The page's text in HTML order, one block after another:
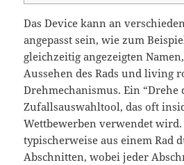
Das Device kann an
angepasst sein, wie zum
gleichzeitig angezeigten
Aussehen des Rads und living
Drehmechanismus. Ein “Drehe
Zufallsauswahltool, das oft
Wettbewerben verwendet wird.
typischerweise aus einem Rad
Abschnitten, wobei jeder